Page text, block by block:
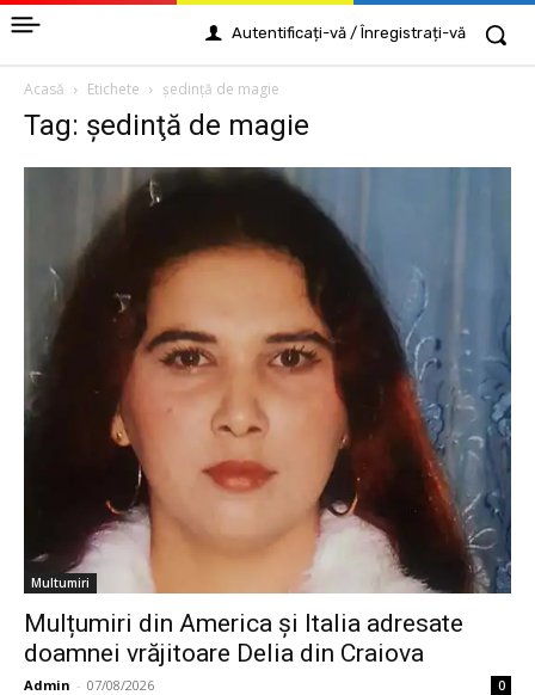
Autentificați-vă / Înregistrați-vă
Acasă Etichete şedinţă de magie
Tag: şedinţă de magie
Multumiri
Mulțumiri din America și Italia adresate
doamnei vrăjitoare Delia din Craiova
Admin - 07/08/2026 0